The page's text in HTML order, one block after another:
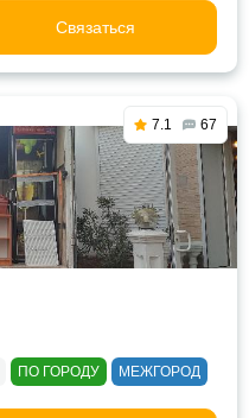
Связаться
7.1 67
ПО ГОРОДУ МЕЖГОРОД